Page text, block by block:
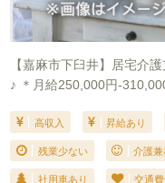
【嘉麻市下臼井】居宅介
♪ ＊月給250,000円-
高収入 昇給あり
残業少ない 介護兼
社用車あり 交通